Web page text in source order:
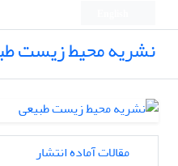
نشریه محیط زیست
مقالات آماده انتشار